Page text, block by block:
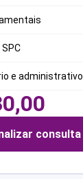
e administrativo
consulta